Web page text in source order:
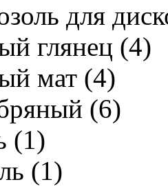
для
глянец (4)
мат (4)
(6)
(1)
(1)